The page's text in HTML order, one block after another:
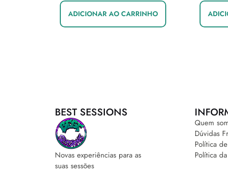
ADICIONAR AO CARRINHO
BEST SESSIONS
Novas experiências para as
suas sessões
Quem
Dúvidas
Política
Política